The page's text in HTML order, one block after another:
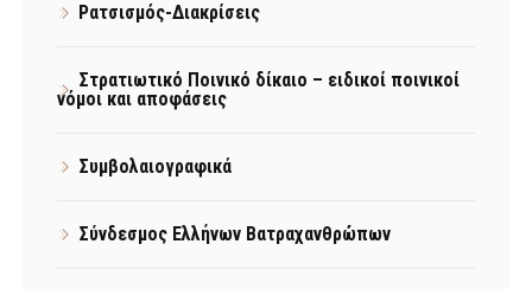
Ρατσισμός-Διακρίσεις
Στρατιωτικό Ποινικό δίκαιο – ειδικοί ποινικοί
νόμοι και αποφάσεις
Συμβολαιογραφικά
Σύνδεσμος Ελλήνων Βατραχανθρώπων